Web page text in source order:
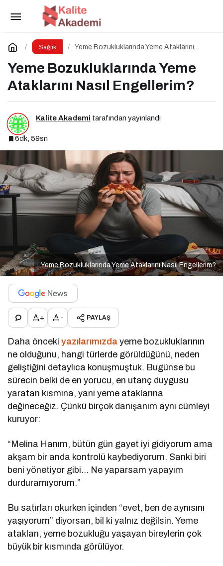
Sağlık
Yeme Bozukluklarında Yeme Ataklarını
Yeme Bozukluklarında Yeme
Ataklarını Nasıl Engellerim?
Kalite Akademi tarafından yayınlandı
6dk, 59sn
Yeme Bozukluklarında Yeme Ataklarını Nasıl Engellerim?
+ - PAYLAŞ
Daha öncekiyazılarımızda yeme bozukluklarının
ne olduğunu, hangi türlerde görüldüğünü, neden
geliştiğini detaylıca konuşmuştuk. Bugünse bu
sürecin belki de en yorucu, en utanç duygusu
yaratan kısmına, yani yeme ataklarına
değineceğiz. Çünkü birçok danışanım aynı cümleyi
kuruyor:
“Melina Hanım, bütün gün gayet iyi gidiyorum ama
akşam bir anda kontrolü kaybediyorum. Sanki biri
beni yönetiyor gibi… Ne yaparsam yapayım
durduramıyorum.”
Bu satırları okurken içinden “evet, ben de aynısını
yaşıyorum” diyorsan, bil ki yalnız değilsin. Yeme
atakları, yeme bozukluğu yaşayan bireylerin çok
büyük bir kısmında görülüyor.
Ortoreksiya Nervoza: Sağlıklı Beslenme
Takıntısı
Yorum Yap